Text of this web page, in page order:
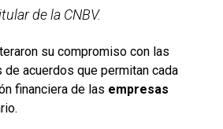
de la CNBV.
su compromiso con las
de acuerdos que permitan cada
financiera de las empresas